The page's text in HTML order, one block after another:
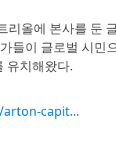
올에 본사를 둔
들이 글로벌 시
유치해왔다.
capit...